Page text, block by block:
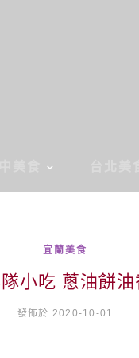
宜蘭美食
小吃 蔥油餅
發佈於 2020-10-01